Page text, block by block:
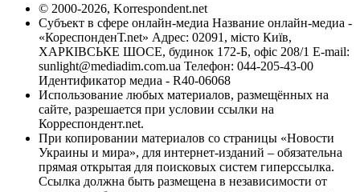
© 2000-2026, Korrespondent.net
Субъект в сфере онлайн-медиа Название онлайн-медиа -
«КореспонденТ.net» Адрес: 02091, місто Київ,
ХАРКІВСЬКЕ ШОСЕ, будинок 172-Б, офіс 208/1 E-mail:
sunlight@mediadim.com.ua Телефон: 044-205-43-00
Идентификатор медиа - R40-06068
Использование любых материалов, размещённых на
сайте, разрешается при условии ссылки на
Корреспондент.net.
При копировании материалов со страницы «Новости
Украины и мира», для интернет-изданий – обязательна
прямая открытая для поисковых систем гиперссылка.
Ссылка должна быть размещена в независимости от